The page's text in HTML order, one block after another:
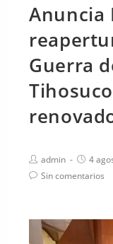
Anuncia
Guerra
admin 4
Sin comentarios